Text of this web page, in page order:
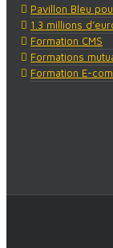
Pavillon Bleu
1.3 millions
Formation CMS
Formations
Formation E-